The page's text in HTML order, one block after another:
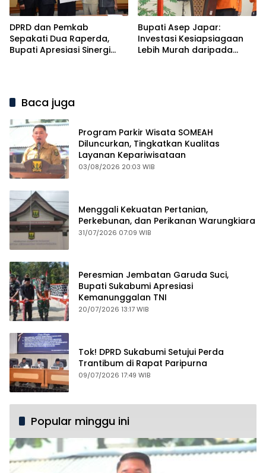
DPRD dan Pemkab
Sepakati Dua Raperda,
Bupati Apresiasi Sinergi
Bupati Asep Japar:
Investasi Kesiapsiagaan
Lebih Murah daripada
Baca juga
Program Parkir Wisata SOMEAH
Diluncurkan, Tingkatkan Kualitas
Layanan Kepariwisataan
03/08/2026 20:03 WIB
Menggali Kekuatan Pertanian,
Perkebunan, dan Perikanan Warungkiara
31/07/2026 07:09 WIB
Peresmian Jembatan Garuda Suci,
Bupati Sukabumi Apresiasi
Kemanunggalan TNI
20/07/2026 13:17 WIB
Tok! DPRD Sukabumi Setujui Perda
Trantibum di Rapat Paripurna
09/07/2026 17:49 WIB
Popular minggu ini